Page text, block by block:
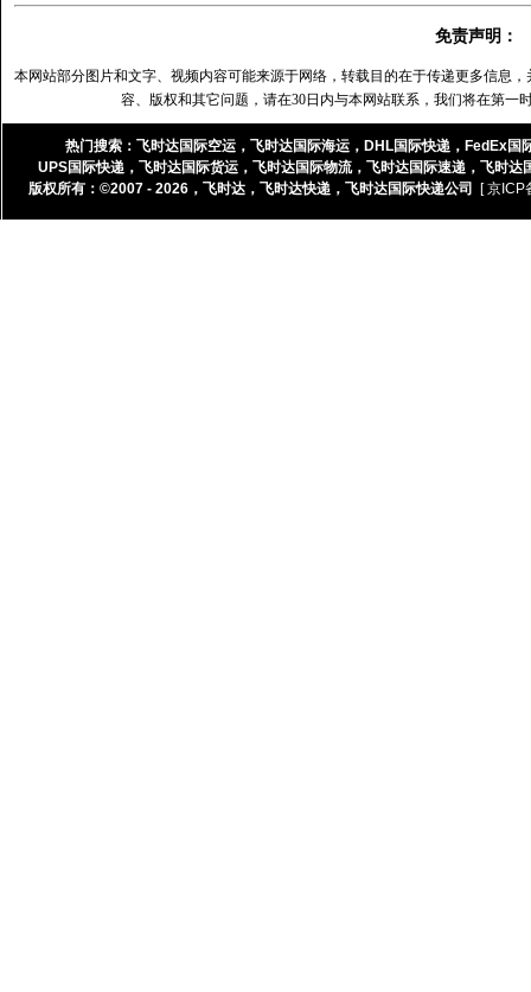
免责声明：
本网站部分图片和文字、视频内容可能来源于网络，转载目的在于传递更多信息
容、版权和其它问题，请在30日内与本网站联系，我们将在第一
热门搜索： 飞时达国际空运 ， 飞时达国际海运 ， DHL国际快递 ， FedEx国
UPS国际快递 ， 飞时达国际货运 ， 飞时达国际物流， 飞时达国际速递 ， 飞时达
版权所有：©2007 - 2026， 飞时达， 飞时达快递， 飞时达国际快递公司 [ 京ICP